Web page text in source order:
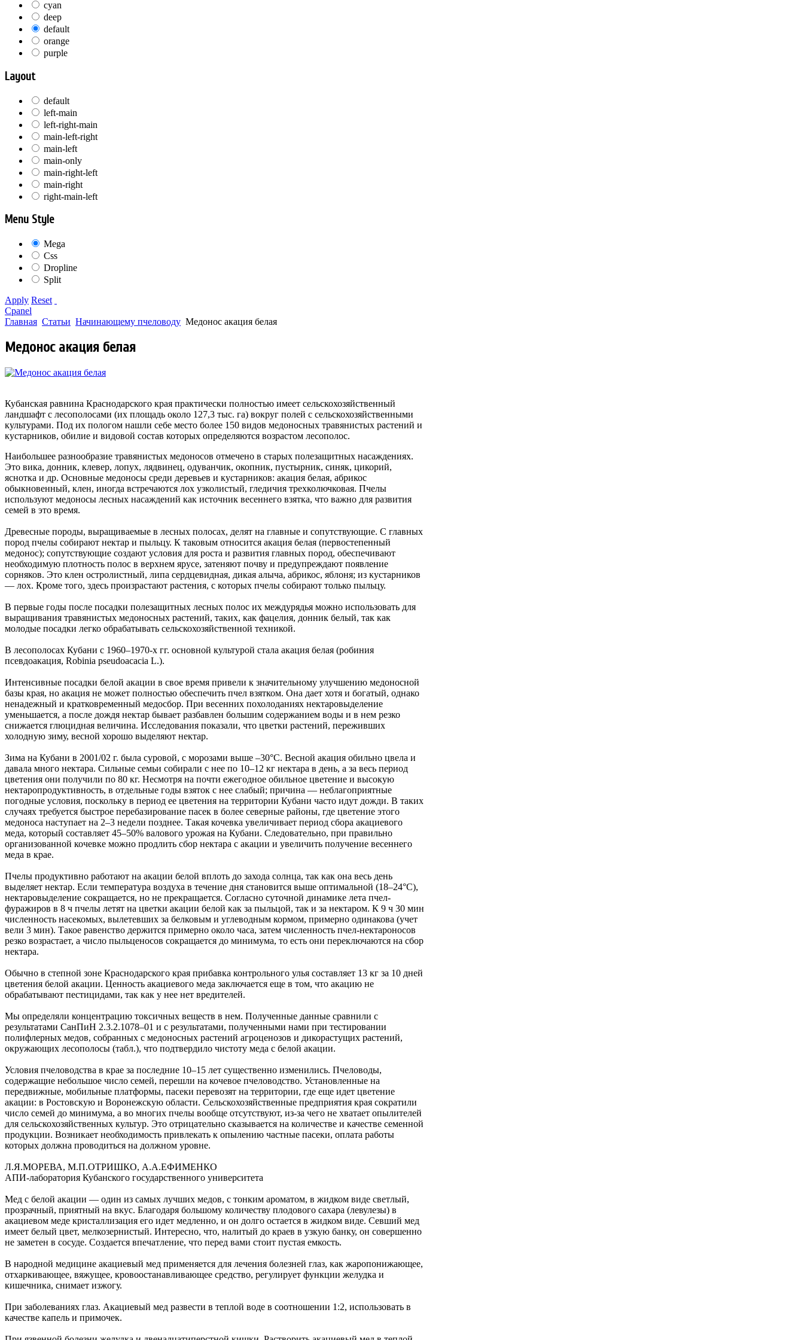
cyan
deep
default
orange
purple
Layout
default
left-main
left-right-main
main-left-right
main-left
main-only
main-right-left
main-right
right-main-left
Menu Style
Mega
Css
Dropline
Split
Apply Reset
Cpanel
Главная Статьи Начинающему пчеловоду Медонос акация белая
Медонос акация белая
Кубанская равнина Краснодарского края практически полностью имеет сельскохозяйственный
ландшафт с лесополосами (их площадь около 127,3 тыс. га) вокруг полей с сельскохозяйственными
культурами. Под их пологом нашли себе место более 150 видов медоносных травянистых растений и
кустарников, обилие и видовой состав которых определяются возрастом лесополос.
Наибольшее разнообразие травянистых медоносов отмечено в старых полезащитных насаждениях.
Это вика, донник, клевер, лопух, лядвинец, одуванчик, окопник, пустырник, синяк, цикорий,
яснотка и др. Основные медоносы среди деревьев и кустарников: акация белая, абрикос
обыкновенный, клен, иногда встречаются лох узколистый, гледичия трехколючковая. Пчелы
используют медоносы лесных насаждений как источник весеннего взятка, что важно для развития
семей в это время.
Древесные породы, выращиваемые в лесных полосах, делят на главные и сопутствующие. С главных
пород пчелы собирают нектар и пыльцу. К таковым относится акация белая (первостепенный
медонос); сопутствующие создают условия для роста и развития главных пород, обеспечивают
необходимую плотность полос в верхнем ярусе, затеняют почву и предупреждают появление
сорняков. Это клен остролистный, липа сердцевидная, дикая алыча, абрикос, яблоня; из кустарников
— лох. Кроме того, здесь произрастают растения, с которых пчелы собирают только пыльцу.
В первые годы после посадки полезащитных лесных полос их междурядья можно использовать для
выращивания травянистых медоносных растений, таких, как фацелия, донник белый, так как
молодые посадки легко обрабатывать сельскохозяйственной техникой.
В лесополосах Кубани с 1960–1970-х гг. основной культурой стала акация белая (робиния
псевдоакация, Robinia pseudoacacia L.).
Интенсивные посадки белой акации в свое время привели к значительному улучшению медоносной
базы края, но акация не может полностью обеспечить пчел взятком. Она дает хотя и богатый, однако
ненадежный и кратковременный медосбор. При весенних похолоданиях нектаровыделение
уменьшается, а после дождя нектар бывает разбавлен большим содержанием воды и в нем резко
снижается глюцидная величина. Исследования показали, что цветки растений, переживших
холодную зиму, весной хорошо выделяют нектар.
Зима на Кубани в 2001/02 г. была суровой, с морозами выше –30°С. Весной акация обильно цвела и
давала много нектара. Сильные семьи собирали с нее по 10–12 кг нектара в день, а за весь период
цветения они получили по 80 кг. Несмотря на почти ежегодное обильное цветение и высокую
нектаропродуктивность, в отдельные годы взяток с нее слабый; причина — неблагоприятные
погодные условия, поскольку в период ее цветения на территории Кубани часто идут дожди. В таких
случаях требуется быстрое перебазирование пасек в более северные районы, где цветение этого
медоноса наступает на 2–3 недели позднее. Такая кочевка увеличивает период сбора акациевого
меда, который составляет 45–50% валового урожая на Кубани. Следовательно, при правильно
организованной кочевке можно продлить сбор нектара с акации и увеличить получение весеннего
меда в крае.
Пчелы продуктивно работают на акации белой вплоть до захода солнца, так как она весь день
выделяет нектар. Если температура воздуха в течение дня становится выше оптимальной (18–24°С),
нектаровыделение сокращается, но не прекращается. Согласно суточной динамике лета пчел-
фуражиров в 8 ч пчелы летят на цветки акации белой как за пыльцой, так и за нектаром. К 9 ч 30 мин
численность насекомых, вылетевших за белковым и углеводным кормом, примерно одинакова (учет
вели 3 мин). Такое равенство держится примерно около часа, затем численность пчел-нектароносов
резко возрастает, а число пыльценосов сокращается до минимума, то есть они переключаются на сбор
нектара.
Обычно в степной зоне Краснодарского края прибавка контрольного улья составляет 13 кг за 10 дней
цветения белой акации. Ценность акациевого меда заключается еще в том, что акацию не
обрабатывают пестицидами, так как у нее нет вредителей.
Мы определяли концентрацию токсичных веществ в нем. Полученные данные сравнили с
результатами СанПиН 2.3.2.1078–01 и с результатами, полученными нами при тестировании
полифлерных медов, собранных с медоносных растений агроценозов и дикорастущих растений,
окружающих лесополосы (табл.), что подтвердило чистоту меда с белой акации.
Условия пчеловодства в крае за последние 10–15 лет существенно изменились. Пчеловоды,
содержащие небольшое число семей, перешли на кочевое пчеловодство. Установленные на
передвижные, мобильные платформы, пасеки перевозят на территории, где еще идет цветение
акации: в Ростовскую и Воронежскую области. Сельскохозяйственные предприятия края сократили
число семей до минимума, а во многих пчелы вообще отсутствуют, из-за чего не хватает опылителей
для сельскохозяйственных культур. Это отрицательно сказывается на количестве и качестве семенной
продукции. Возникает необходимость привлекать к опылению частные пасеки, оплата работы
которых должна проводиться на должном уровне.
Л.Я.МОРЕВА, М.П.ОТРИШКО, А.А.ЕФИМЕНКО
АПИ-лаборатория Кубанского государственного университета
Мед с белой акации — один из самых лучших медов, с тонким ароматом, в жидком виде светлый,
прозрачный, приятный на вкус. Благодаря большому количеству плодового сахара (левулезы) в
акациевом меде кристаллизация его идет медленно, и он долго остается в жидком виде. Севший мед
имеет белый цвет, мелкозернистый. Интересно, что, налитый до краев в узкую банку, он совершенно
не заметен в сосуде. Создается впечатление, что перед вами стоит пустая емкость.
В народной медицине акациевый мед применяется для лечения болезней глаз, как жаропонижающее,
отхаркивающее, вяжущее, кровоостанавливающее средство, регулирует функции желудка и
кишечника, снимает изжогу.
При заболеваниях глаз. Акациевый мед развести в теплой воде в соотношении 1:2, использовать в
качестве капель и примочек.